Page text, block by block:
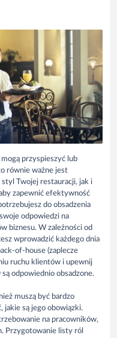
przyspieszyć lub
równie ważne jest
Twojej restauracji, jak i
zapewnić efektywność
do obsadzenia
odpowiedzi na
biznesu. W zależności od
wprowadzić każdego dnia
of-house (zaplecze
ruchu klientów i upewnij
odpowiednio obsadzone.
muszą być bardzo
jakie są jego obowiązki.
na pracowników,
Przygotowanie listy ról